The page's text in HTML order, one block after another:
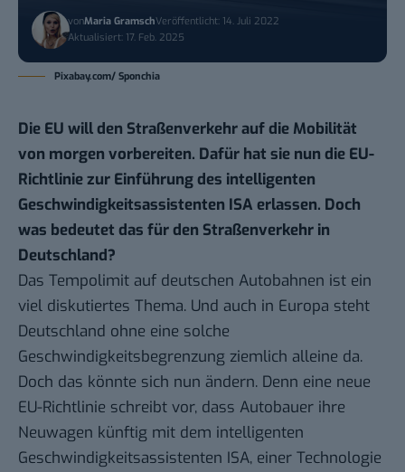
vonMaria GramschVeröffentlicht: 14. Juli 2022
Aktualisiert: 17. Feb. 2025
Pixabay.com/ Sponchia
Die EU will den Straßenverkehr auf die Mobilität
von morgen vorbereiten. Dafür hat sie nun die EU-
Richtlinie zur Einführung des intelligenten
Geschwindigkeitsassistenten ISA erlassen. Doch
was bedeutet das für den Straßenverkehr in
Deutschland?
Das Tempolimit auf deutschen Autobahnen ist ein
viel diskutiertes Thema. Und auch in Europa steht
Deutschland ohne eine solche
Geschwindigkeitsbegrenzung ziemlich alleine da.
Doch das könnte sich nun ändern. Denn eine neue
EU-Richtlinie schreibt vor, dass Autobauer ihre
Neuwagen künftig mit dem intelligenten
Geschwindigkeitsassistenten ISA, einer Technologie